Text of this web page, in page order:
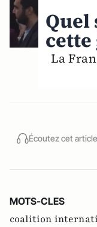
cette
La
Écoutez cet article
MOTS-CLES
coalition